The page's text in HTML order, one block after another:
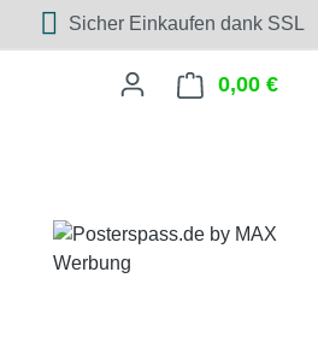
Sicher Einkaufen dank SSL
0,00 €